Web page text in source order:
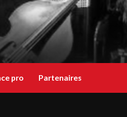
pro Partenaires